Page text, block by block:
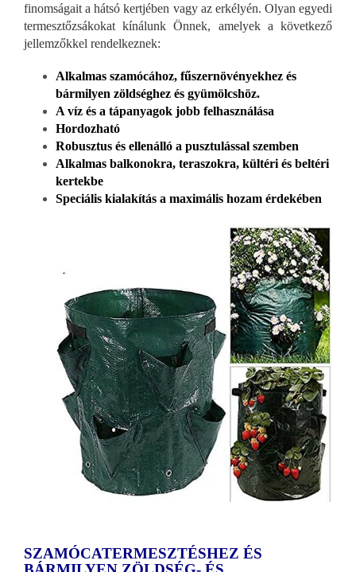
finomságait a hátsó kertjében vagy az erkélyén. Olyan egyedi
termesztőzsákokat kínálunk Önnek, amelyek a következő
jellemzőkkel rendelkeznek:
Alkalmas szamócához, fűszernövényekhez és
bármilyen zöldséghez és gyümölcshöz.
A víz és a tápanyagok jobb felhasználása
Hordozható
Robusztus és ellenálló a pusztulással szemben
Alkalmas balkonokra, teraszokra, kültéri és beltéri
kertekbe
Speciális kialakítás a maximális hozam érdekében
SZAMÓCATERMESZTÉSHEZ ÉS